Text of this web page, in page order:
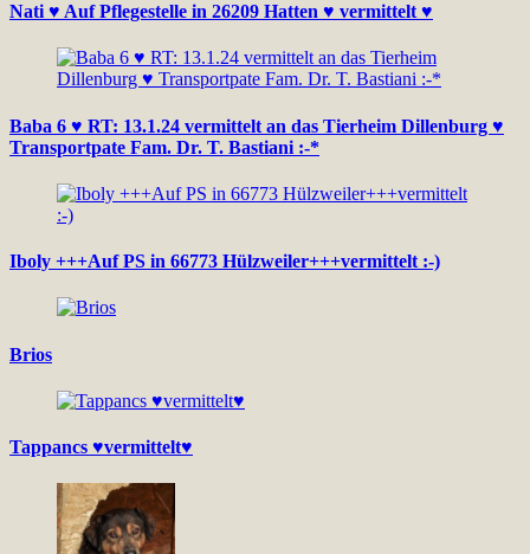
Nati ♥ Auf Pflegestelle in 26209 Hatten ♥ vermittelt ♥
Baba 6 ♥ RT: 13.1.24 vermittelt an das Tierheim Dillenburg ♥
Transportpate Fam. Dr. T. Bastiani :-*
Iboly +++Auf PS in 66773 Hülzweiler+++vermittelt :-)
Brios
Tappancs ♥vermittelt♥